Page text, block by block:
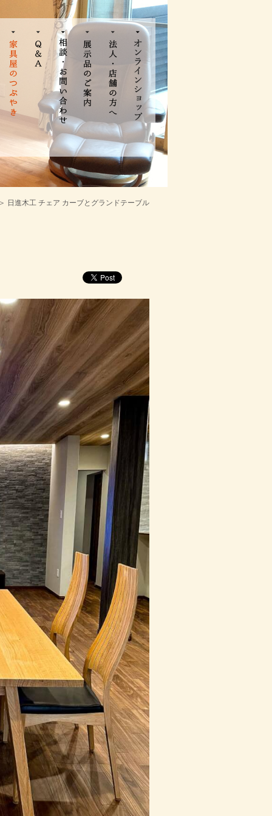
日進木工 チェア カーブとグランドテーブル